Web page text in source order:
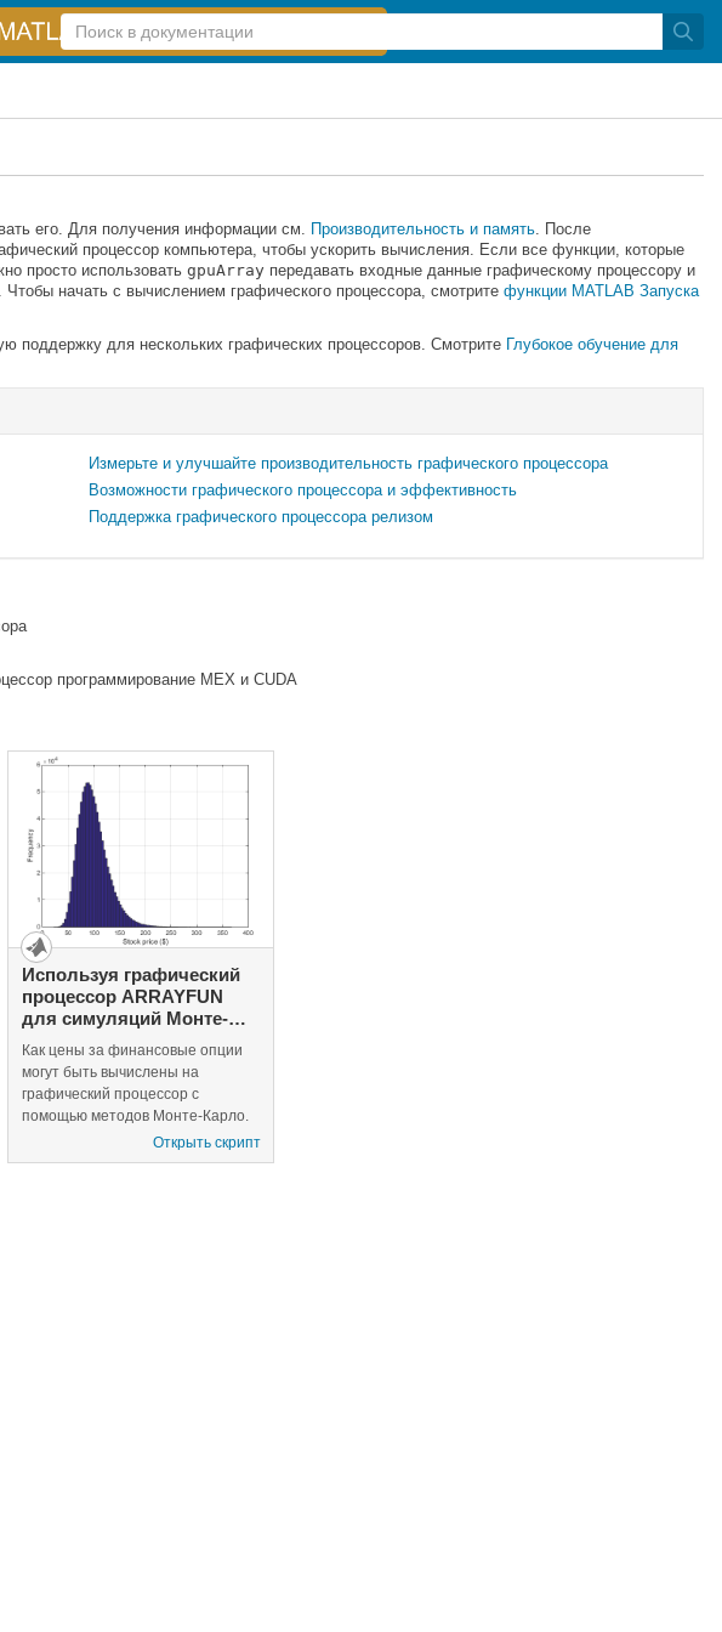
Справка
по
его. Для получения информации см. Производительность и память. После
процессор компьютера, чтобы ускорить вычисления. Если все функции, которые
просто использовать gpuArray передавать входные данные графическому процессору и
начать с вычислением графического процессора, смотрите функции MATLAB Запуска
поддержку для нескольких графических процессоров. Смотрите Глубокое обучение для
Измерьте и улучшайте производительность графического процессора
Возможности графического процессора и эффективность
Поддержка графического процессора релизом
программирование MEX и CUDA
Используя графический
процессор ARRAYFUN
для симуляций Монте-
Карло
Как цены за финансовые опции
могут быть вычислены на
графический процессор с
помощью методов Монте-Карло.
Три простых типа экзотической
опции используются в качестве
Открыть скрипт